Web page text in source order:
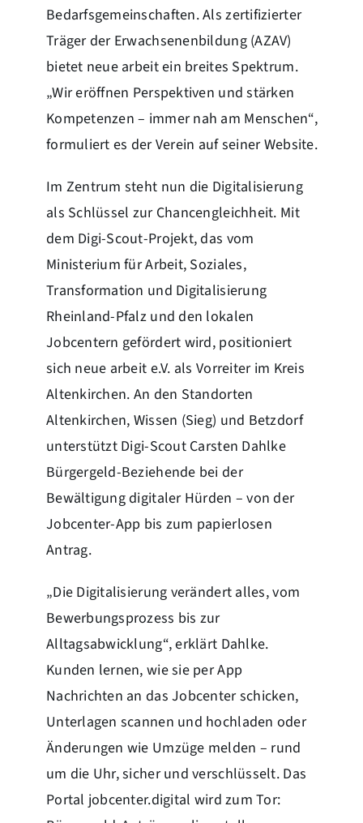
Bedarfsgemeinschaften. Als zertifizierter
Träger der Erwachsenenbildung (AZAV)
bietet neue arbeit ein breites Spektrum.
„Wir eröffnen Perspektiven und stärken
Kompetenzen – immer nah am Menschen“,
formuliert es der Verein auf seiner Website.
Im Zentrum steht nun die Digitalisierung
als Schlüssel zur Chancengleichheit. Mit
dem Digi-Scout-Projekt, das vom
Ministerium für Arbeit, Soziales,
Transformation und Digitalisierung
Rheinland-Pfalz und den lokalen
Jobcentern gefördert wird, positioniert
sich neue arbeit e.V. als Vorreiter im Kreis
Altenkirchen. An den Standorten
Altenkirchen, Wissen (Sieg) und Betzdorf
unterstützt Digi-Scout Carsten Dahlke
Bürgergeld-Beziehende bei der
Bewältigung digitaler Hürden – von der
Jobcenter-App bis zum papierlosen
Antrag.
„Die Digitalisierung verändert alles, vom
Bewerbungsprozess bis zur
Alltagsabwicklung“, erklärt Dahlke.
Kunden lernen, wie sie per App
Nachrichten an das Jobcenter schicken,
Unterlagen scannen und hochladen oder
Änderungen wie Umzüge melden – rund
um die Uhr, sicher und verschlüsselt. Das
Portal jobcenter.digital wird zum Tor: